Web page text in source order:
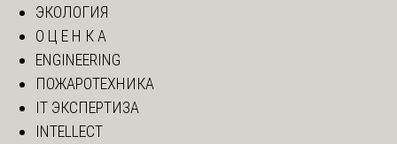
ЭКОЛОГИЯ
О Ц Е Н К А
ENGINEERING
ПОЖАРОТЕХНИКА
IT ЭКСПЕРТИЗА
INTELLECT